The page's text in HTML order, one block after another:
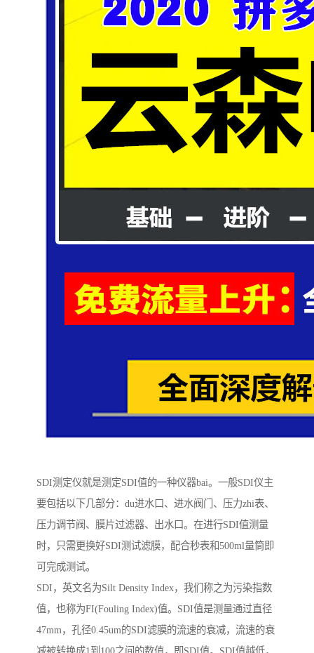
SDI测定仪就是测定SDI值的一种仪器bai。一般SDI仪主
要包括以下几部分：du进水口、进水阀门、压力zhi表、
压力调节阀、膜片过滤器、出水口。在进行SDI值测量
时，只需更换好SDI测试滤膜，配合秒表和500ml量筒即
可完成测试。
SDI，英文名为Silt Density Index，我们称之为污染指数
值，也称为FI(Fouling Index)值。SDI值是测量通过直径
47mm，孔径0.45um的SDI滤膜的流速的衰减，流速的衰